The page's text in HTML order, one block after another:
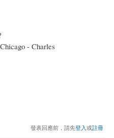
- Charles
發表回應前，請先登入或註冊